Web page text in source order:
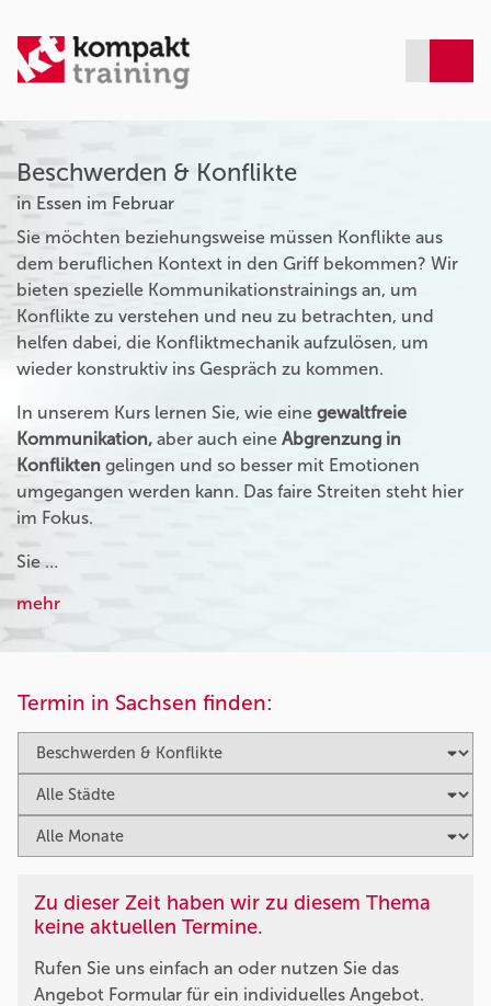
Beschwerden & Konflikte
in Essen im Februar
Sie möchten beziehungsweise müssen Konflikte aus
dem beruflichen Kontext in den Griff bekommen? Wir
bieten spezielle Kommunikationstrainings an, um
Konflikte zu verstehen und neu zu betrachten, und
helfen dabei, die Konfliktmechanik aufzulösen, um
wieder konstruktiv ins Gespräch zu kommen.
In unserem Kurs lernen Sie, wie eine gewaltfreie
Kommunikation, aber auch eine Abgrenzung in
Konflikten gelingen und so besser mit Emotionen
umgegangen werden kann. Das faire Streiten steht hier
im Fokus.
Sie …
mehr
Termin in Sachsen finden:
Zu dieser Zeit haben wir zu diesem Thema
keine aktuellen Termine.
Rufen Sie uns einfach an oder nutzen Sie das
Angebot Formular für ein individuelles Angebot.